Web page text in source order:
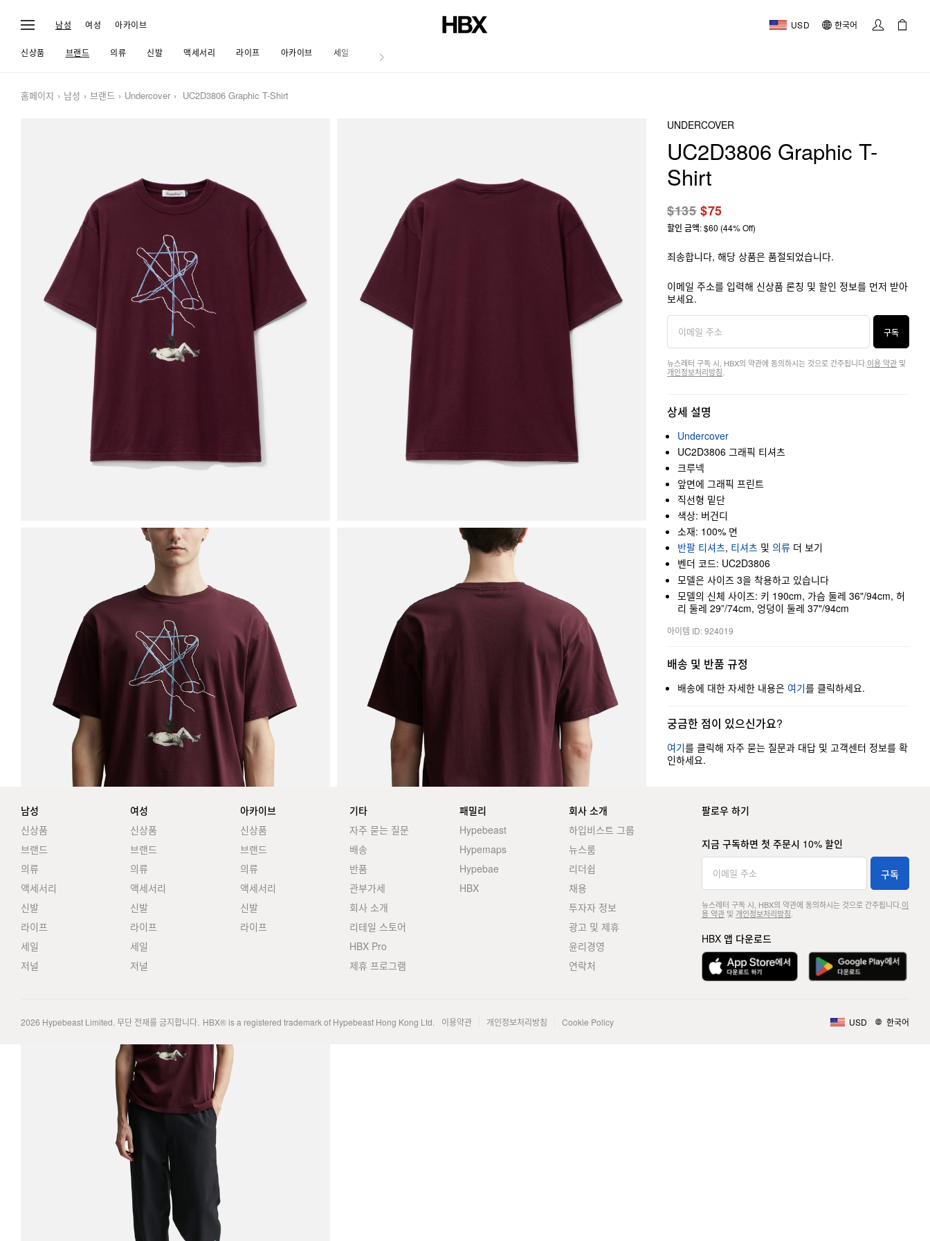
남성 여성 아카이브 USD 한국어
신상품 브랜드 의류 신발 액세서리 라이프 아카이브 세일 저널
홈페이지 남성 브랜드 Undercover UC2D3806 Graphic T-Shirt
UNDERCOVER
UC2D3806 Graphic T-
Shirt
$135$75
할인 금액: $60 (44% Off)
죄송합니다, 해당 상품은 품절되었습니다.
이메일 주소를 입력해 신상품 론칭 및 할인 정보를 먼저 받아
보세요.
구독
뉴스레터 구독 시, HBX의 약관에 동의하시는 것으로 간주됩니다. 이용 약관 및
개인정보처리방침
상세 설명
Undercover
UC2D3806 그래픽 티셔츠
크루넥
앞면에 그래픽 프린트
직선형 밑단
색상: 버건디
소재: 100% 면
반팔 티셔츠, 티셔츠 및 의류 더 보기
벤더 코드: UC2D3806
모델은 사이즈 3을 착용하고 있습니다
모델의 신체 사이즈: 키 190cm, 가슴 둘레 36"/94cm, 허
리 둘레 29”/74cm, 엉덩이 둘레 37"/94cm
아이템 ID: 924019
배송 및 반품 규정
배송에 대한 자세한 내용은 여기를 클릭하세요.
궁금한 점이 있으신가요?
여기를 클릭해 자주 묻는 질문과 대답 및 고객센터 정보를 확
인하세요.
남성
신상품
브랜드
의류
액세서리
신발
라이프
세일
저널
여성
신상품
브랜드
의류
액세서리
신발
라이프
세일
저널
아카이브
신상품
브랜드
의류
액세서리
신발
라이프
기타
자주 묻는 질문
배송
반품
관부가세
회사 소개
리테일 스토어
HBX Pro
제휴 프로그램
패밀리
Hypebeast
Hypemaps
Hypebae
HBX
회사 소개
하입비스트 그룹
뉴스룸
리더쉽
채용
투자자 정보
광고 및 제휴
윤리경영
연락처
팔로우 하기
지금 구독하면 첫 주문시 10% 할인
구독
뉴스레터 구독 시, HBX의 약관에 동의하시는 것으로 간주됩니다. 이
용 약관및 개인정보처리방침
HBX 앱 다운로드
2026 Hypebeast Limited. 무단 전재를 금지합니다. HBX® is a registered trademark of Hypebeast Hong Kong Ltd. 이용약관 개인정보처리방침 Cookie Policy USD 한국어